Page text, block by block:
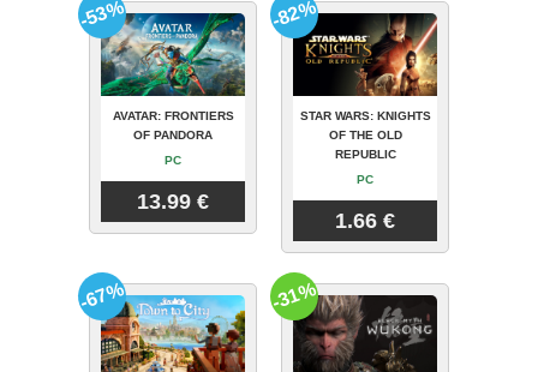
AVATAR: FRONTIERS
OF PANDORA
PC
13.99 €
-53%
STAR WARS: KNIGHTS
OF THE OLD
REPUBLIC
PC
1.66 €
-82%
-67% -31%